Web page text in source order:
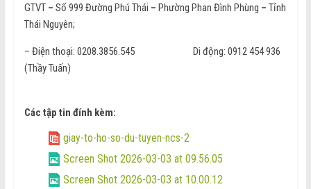
GTVT – Số 999 Đường Phú Thái – Phường Phan Đình Phùng – Tỉnh
Thái Nguyên;
– Điện thoại: 0208.3856.545 Di động: 0912 454 936
(Thầy Tuấn)
Các tập tin đính kèm:
giay-to-ho-so-du-tuyen-ncs-2
Screen Shot 2026-03-03 at 09.56.05
Screen Shot 2026-03-03 at 10.00.12